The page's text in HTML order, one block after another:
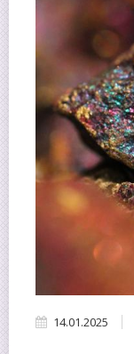
14.01.2025